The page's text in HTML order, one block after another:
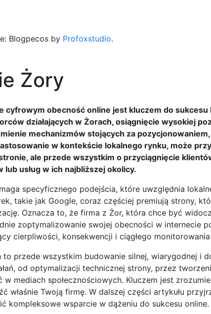
Blogpecos by Profoxstudio.
Żory
cyfrowym obecność online jest kluczem do sukcesu
działających w Żorach, osiągnięcie wysokiej
mechanizmów stojących za pozycjonowaniem,
w kontekście lokalnego rynku, może
ale przede wszystkim o przyciągnięcie
usług w ich najbliższej okolicy.
specyficznego podejścia, które uwzględnia
takie jak Google, coraz częściej premiują strony,
Oznacza to, że firma z Żor, która chce być
zoptymalizowanie swojej obecności w internecie
cierpliwości, konsekwencji i ciągłego
przede wszystkim budowanie silnej, wiarygodnej i
od optymalizacji technicznej strony, przez
mediach społecznościowych. Kluczem jest
właśnie Twoją firmę. W dalszej części artykułu
kompleksowe wsparcie w dążeniu do sukcesu online.